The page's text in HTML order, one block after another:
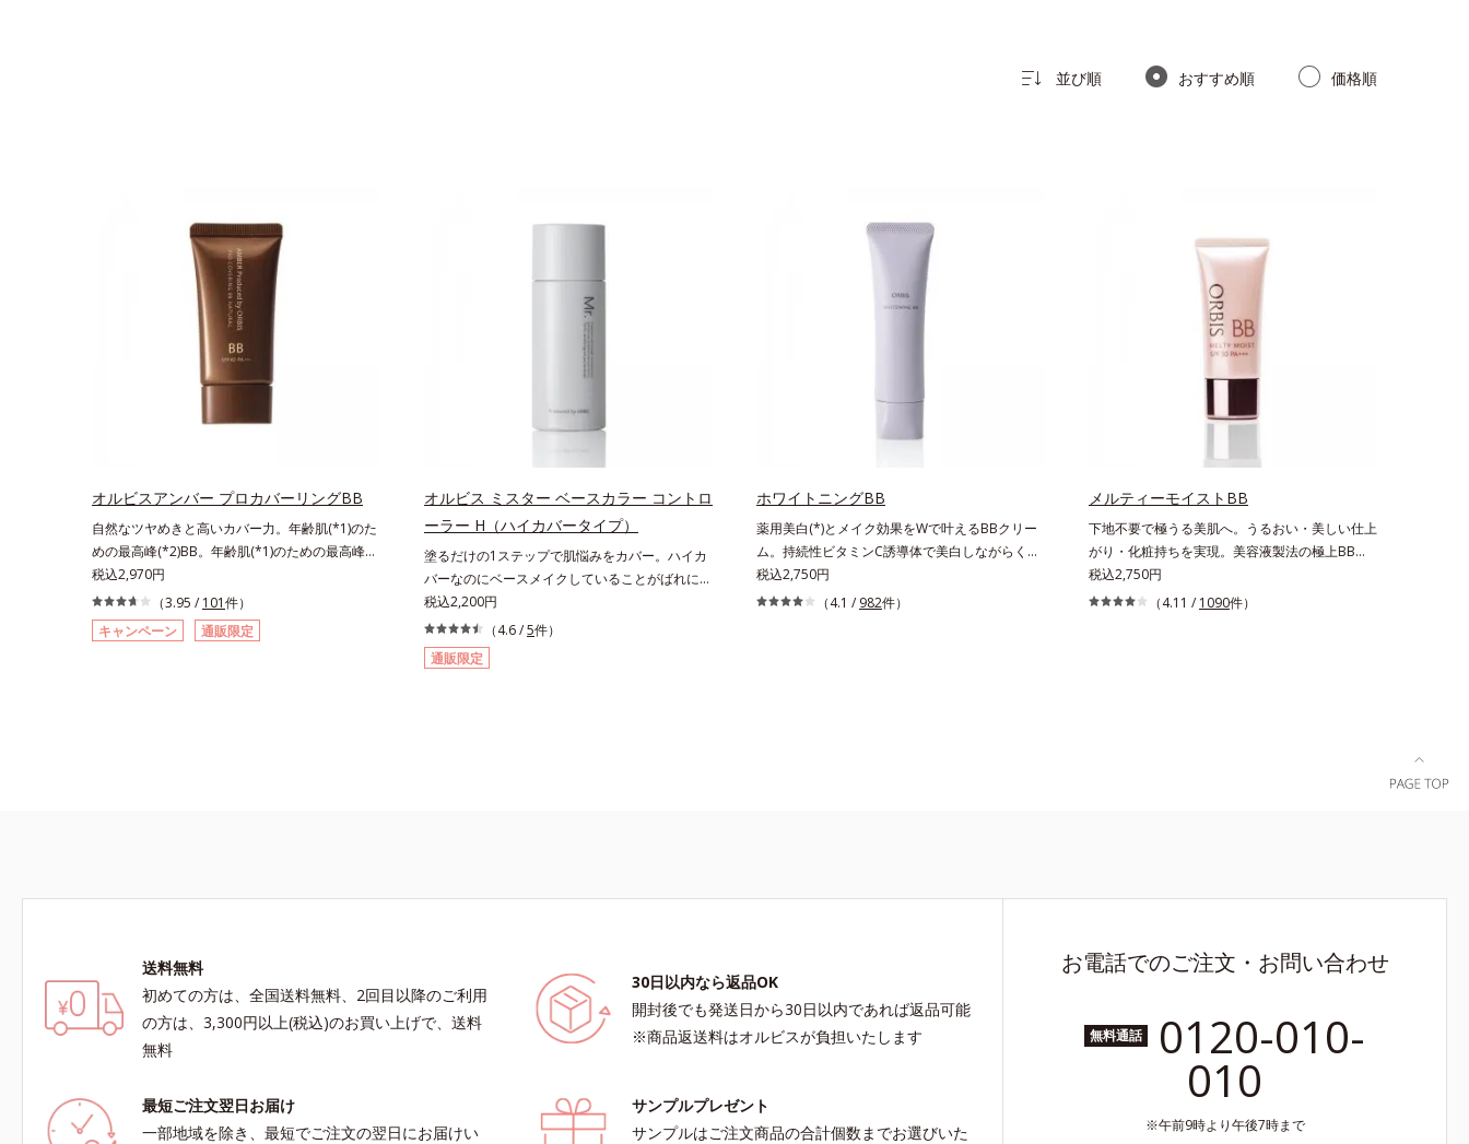
並び順 おすすめ順 価格順
オルビスアンバー プロカバーリングBB
自然なツヤめきと高いカバー力。年齢肌(*1)のた
めの最高峰(*2)BB。年齢肌(*1)のための最高峰
(*2)BBクリームです。肌のアラを光でふわりと
とばし、くすみや凹凸も軽やかにカバー。さらに
厚みのあるテクスチャーが均一にのび広がり、し
っかりカバーしながらも自然な仕上がりです。年
税込2,970円
（3.95 / 101件）
キャンペーン
通販限定
オルビス ミスター ベースカラー コントロ
ーラー H（ハイカバータイプ）
塗るだけの1ステップで肌悩みをカバー。ハイカ
バーなのにベースメイクしていることがばれにく
く、肌印象をあげる。オルビスの肌研究の知見か
ら、男性の肌色の特長をとらえ、男性の肌だから
こそなじむように設計した、自然な仕上がりとカ
バー力を両立させたBBクリームです。これ1本で
いる美容本格派の男性にもおススメです。一方
す。* うるおいを与える保湿成分【ご使用方
法】・スキンケアの後、適量（直径1cm程度の
粒）をとり、顔全体に少量ずつムラなくのばしま
洗顔が必要です。※衣服につかないようにご注意
ください。衣服に色がついた場合は、すぐに洗剤
税込2,200円
（4.6 /5件）
通販限定
ホワイトニングBB
薬用美白(*)とメイク効果をWで叶えるBBクリー
ム。持続性ビタミンC誘導体で美白しながらくす
みのない軽やか美肌を長時間キープ。メイクしな
がら日中美白(*)効果も発揮する、薬用美白BBク
税込2,750円
（4.1 / 982件）
メルティーモイストBB
下地不要で極うる美肌へ。うるおい・美しい仕上
がり・化粧持ちを実現。美容液製法の極上BBク
リーム。ファンデーションに美容成分を加える一
般的な製法ではなく、美容液にファンデーション
税込2,750円
（4.11 / 1090件）
送料無料
初めての方は、全国送料無料、2回目以降のご利用
の方は、3,300円以上(税込)のお買い上げで、送料
無料
30日以内なら返品OK
開封後でも発送日から30日以内であれば返品可能
※商品返送料はオルビスが負担いたします
最短ご注文翌日お届け
一部地域を除き、最短でご注文の翌日にお届けい
サンプルプレゼント
サンプルはご注文商品の合計個数までお選びいた
お電話でのご注文・お問い合わせ
無料通話 0120-010-
010
午前9時より午後7時まで